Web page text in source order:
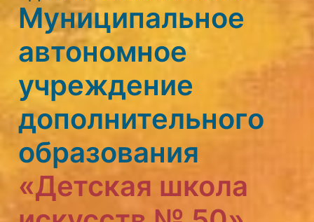
Муниципальное
автономное
учреждение
дополнительного
образования
«Детская школа